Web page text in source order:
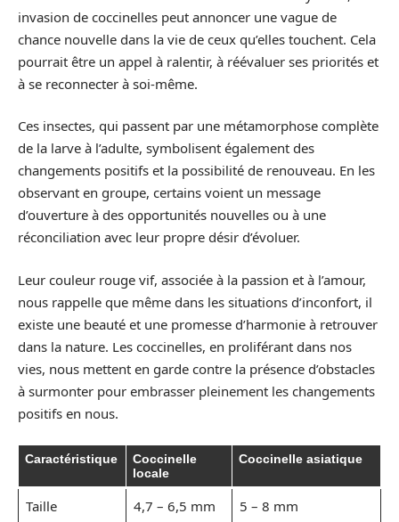
invasion de coccinelles peut annoncer une vague de
chance nouvelle dans la vie de ceux qu’elles touchent. Cela
pourrait être un appel à ralentir, à réévaluer ses priorités et
à se reconnecter à soi-même.
Ces insectes, qui passent par une métamorphose complète
de la larve à l’adulte, symbolisent également des
changements positifs et la possibilité de renouveau. En les
observant en groupe, certains voient un message
d’ouverture à des opportunités nouvelles ou à une
réconciliation avec leur propre désir d’évoluer.
Leur couleur rouge vif, associée à la passion et à l’amour,
nous rappelle que même dans les situations d’inconfort, il
existe une beauté et une promesse d’harmonie à retrouver
dans la nature. Les coccinelles, en proliférant dans nos
vies, nous mettent en garde contre la présence d’obstacles
à surmonter pour embrasser pleinement les changements
positifs en nous.
Caractéristique
Coccinelle
locale
Coccinelle asiatique
Taille 4,7 – 6,5 mm 5 – 8 mm